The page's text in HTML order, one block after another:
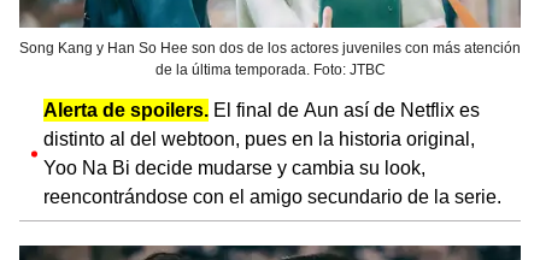
Song Kang y Han So Hee son dos de los actores juveniles con más atención
de la última temporada. Foto: JTBC
Alerta de spoilers. El final de Aun así de Netflix es
distinto al del webtoon, pues en la historia original,
Yoo Na Bi decide mudarse y cambia su look,
reencontrándose con el amigo secundario de la serie.